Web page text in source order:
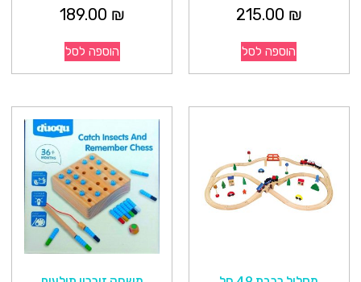
215.00 ₪
הוספה לסל
189.00 ₪
הוספה לסל